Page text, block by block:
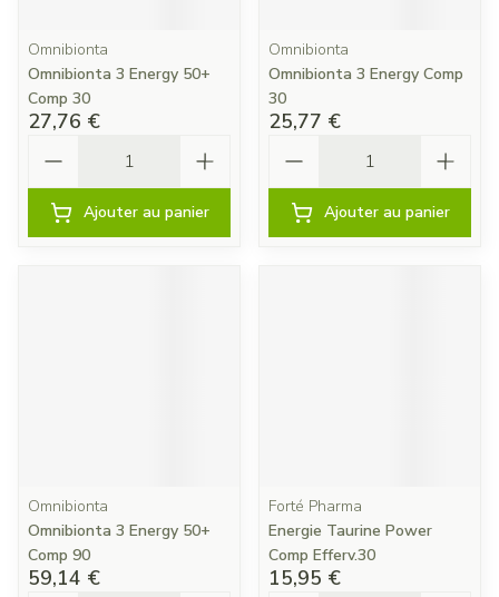
Omnibionta
Omnibionta 3 Energy 50+
Comp 30
27,76 €
Ajouter au panier
Omnibionta
Omnibionta 3 Energy Comp
30
25,77 €
Ajouter au panier
Omnibionta
Omnibionta 3 Energy 50+
Comp 90
59,14 €
Forté Pharma
Energie Taurine Power
Comp Efferv.30
15,95 €